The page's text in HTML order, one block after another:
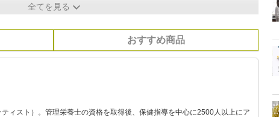
全てを見る
おすすめ商品
ィスト）。管理栄養士の資格を取得後、保健指導を中心に2500人以上にア